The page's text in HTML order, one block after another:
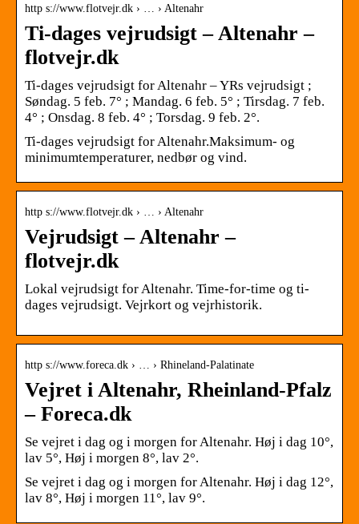
http s://www.flotvejr.dk › … › Altenahr
Ti-dages vejrudsigt – Altenahr –
flotvejr.dk
Ti-dages vejrudsigt for Altenahr – YRs vejrudsigt ;
Søndag. 5 feb. 7° ; Mandag. 6 feb. 5° ; Tirsdag. 7 feb.
4° ; Onsdag. 8 feb. 4° ; Torsdag. 9 feb. 2°.
Ti-dages vejrudsigt for Altenahr.Maksimum- og
minimumtemperaturer, nedbør og vind.
http s://www.flotvejr.dk › … › Altenahr
Vejrudsigt – Altenahr –
flotvejr.dk
Lokal vejrudsigt for Altenahr. Time-for-time og ti-
dages vejrudsigt. Vejrkort og vejrhistorik.
http s://www.foreca.dk › … › Rhineland-Palatinate
Vejret i Altenahr, Rheinland-Pfalz
– Foreca.dk
Se vejret i dag og i morgen for Altenahr. Høj i dag 10°,
lav 5°, Høj i morgen 8°, lav 2°.
Se vejret i dag og i morgen for Altenahr. Høj i dag 12°,
lav 8°, Høj i morgen 11°, lav 9°.